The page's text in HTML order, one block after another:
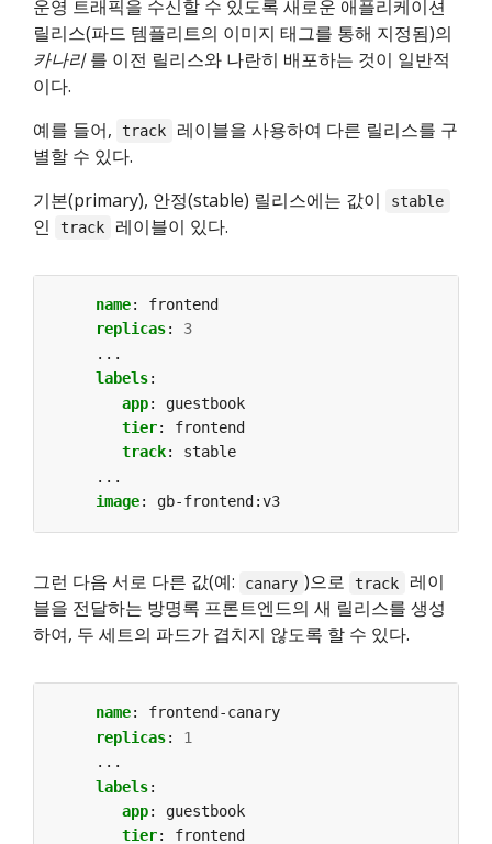
운영 트래픽을 수신할 수 있도록 새로운 애플리케이션
릴리스(파드 템플리트의 이미지 태그를 통해 지정됨)의
카나리를 이전 릴리스와 나란히 배포하는 것이 일반적
이다.
예를 들어,
track
레이블을 사용하여 다른 릴리스를 구
별할 수 있다.
기본(primary), 안정(stable) 릴리스에는 값이
stable
인 track 레이블이 있다.
name:
frontend
replicas:
3
...
labels:
app:
guestbook
tier:
frontend
track:
stable
...
image: gb-frontend:v3
그런 다음 서로 다른 값(예: canary )으로 track
레이
블을 전달하는 방명록 프론트엔드의 새 릴리스를 생성
하여, 두 세트의 파드가 겹치지 않도록 할 수 있다.
name:
frontend-canary
replicas:
1
...
labels:
app:
guestbook
tier:
frontend